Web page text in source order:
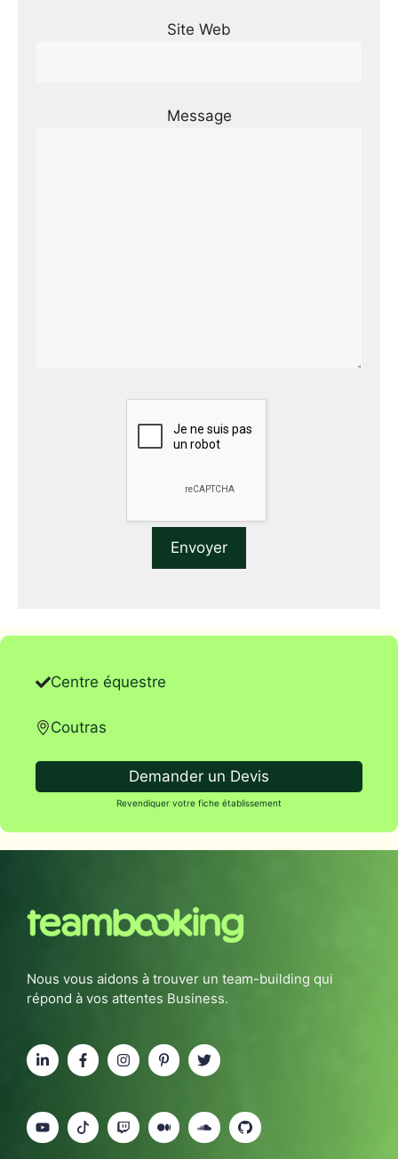
Site Web
Message
Centre équestre
Coutras
Demander un Devis
Revendiquer votre fiche établissement
Nous vous aidons à trouver un team-building qui
répond à vos attentes Business.